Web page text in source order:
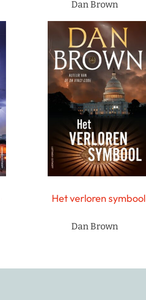
Dan Brown
Het verloren symbool
Dan Brown